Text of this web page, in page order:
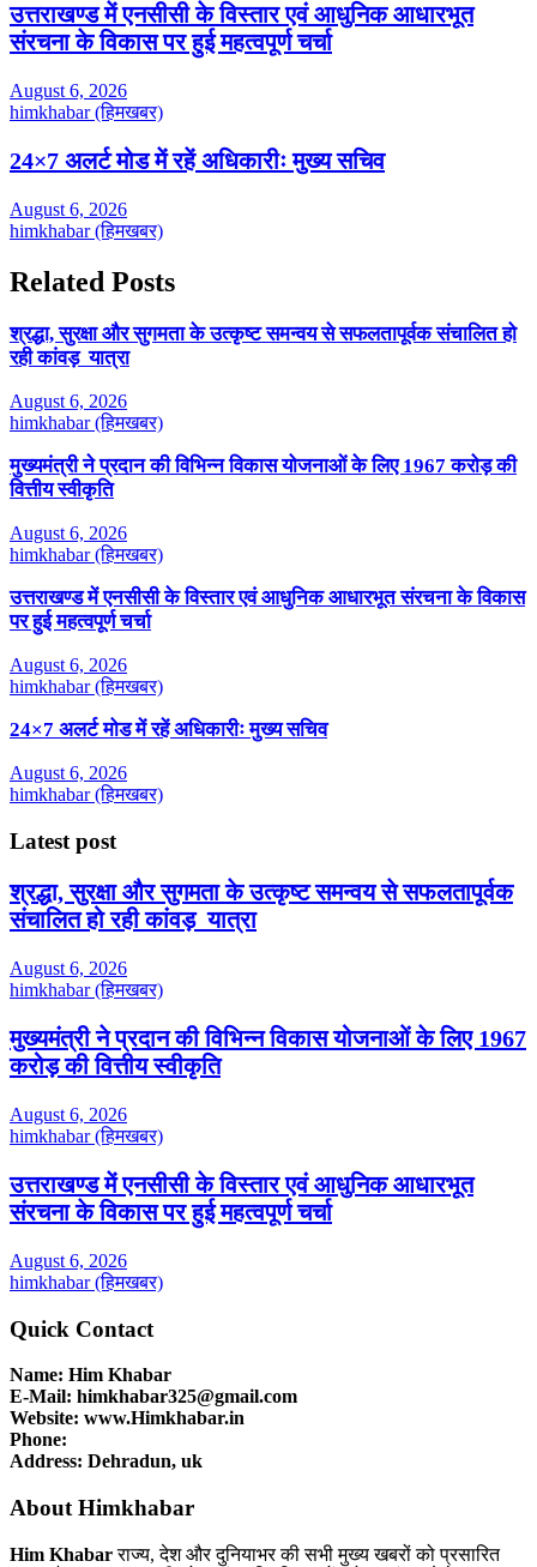
उत्तराखण्ड में एनसीसी के विस्तार एवं आधुनिक आधारभूत
संरचना के विकास पर हुई महत्वपूर्ण चर्चा
August 6, 2026
himkhabar (हिमखबर)
24×7 अलर्ट मोड में रहें अधिकारीः मुख्य सचिव
August 6, 2026
himkhabar (हिमखबर)
Related Posts
श्रद्धा, सुरक्षा और सुगमता के उत्कृष्ट समन्वय से सफलतापूर्वक संचालित हो
रही कांवड़ यात्रा
August 6, 2026
himkhabar (हिमखबर)
मुख्यमंत्री ने प्रदान की विभिन्न विकास योजनाओं के लिए 1967 करोड़ की
वित्तीय स्वीकृति
August 6, 2026
himkhabar (हिमखबर)
उत्तराखण्ड में एनसीसी के विस्तार एवं आधुनिक आधारभूत संरचना के विकास
पर हुई महत्वपूर्ण चर्चा
August 6, 2026
himkhabar (हिमखबर)
24×7 अलर्ट मोड में रहें अधिकारीः मुख्य सचिव
August 6, 2026
himkhabar (हिमखबर)
Latest post
श्रद्धा, सुरक्षा और सुगमता के उत्कृष्ट समन्वय से सफलतापूर्वक
संचालित हो रही कांवड़ यात्रा
August 6, 2026
himkhabar (हिमखबर)
मुख्यमंत्री ने प्रदान की विभिन्न विकास योजनाओं के लिए 1967
करोड़ की वित्तीय स्वीकृति
August 6, 2026
himkhabar (हिमखबर)
उत्तराखण्ड में एनसीसी के विस्तार एवं आधुनिक आधारभूत
संरचना के विकास पर हुई महत्वपूर्ण चर्चा
August 6, 2026
himkhabar (हिमखबर)
Quick Contact
Name: Him Khabar
E-Mail: himkhabar325@gmail.com
Website: www.Himkhabar.in
Phone:
Address: Dehradun, uk
About Himkhabar
Him Khabarराज्य, देश और दुनियाभर की सभी मुख्य खबरों को प्रसारित